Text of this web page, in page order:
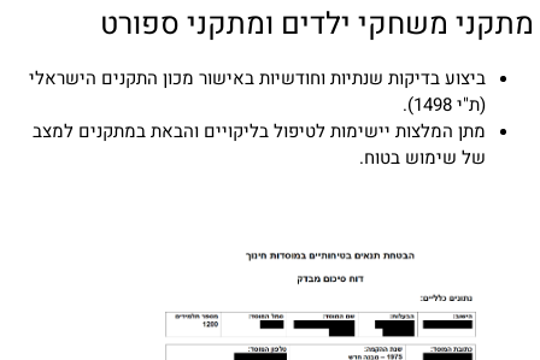
מתקני משחקי ילדים ומתקני ספורט
ביצוע בדיקות שנתיות וחודשיות באישור מכון התקנים הישראלי
(ת"י 1498).
מתן המלצות יישימות לטיפול בליקויים והבאת במתקנים למצב
של שימוש בטוח.